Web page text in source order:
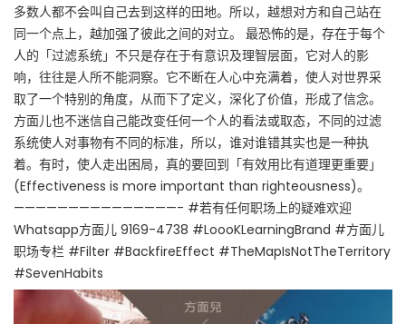
多数人都不会叫自己去到这样的田地。所以，越想对方和自己站在
同一个点上，越加强了彼此之间的对立。 最恐怖的是，存在于每个
人的「过滤系统」不只是存在于有意识及理智层面，它对人的影
响，往往是人所不能洞察。它不断在人心中充满着，使人对世界采
取了一个特别的角度，从而下了定义，深化了价值，形成了信念。
方面儿也不迷信自己能改变任何一个人的看法或取态，不同的过滤
系统使人对事物有不同的标准，所以，谁对谁错其实也是一种执
着。有时，使人走出困局，真的要回到「有效用比有道理更重要」
(Effectiveness is more important than righteousness)。
———————————————- #若有任何职场上的疑难欢迎
Whatsapp方面儿 9169-4738 #LoooKLearningBrand #方面儿
职场专栏 #Filter #BackfireEffect #TheMapIsNotTheTerritory
#SevenHabits